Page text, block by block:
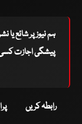
ہم نیوز پر شائع یا
پیشگی اجازت کسی
رابطہ کریں